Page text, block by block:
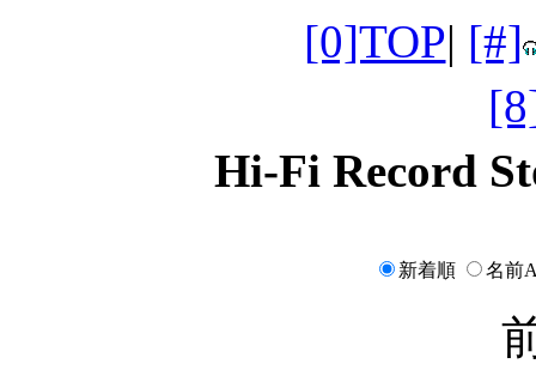
[0]TOP| [#]
Hi-Fi Record
新着順 名前